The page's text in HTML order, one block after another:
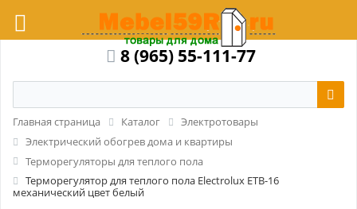
8 (965) 55-111-77
Главная страница Каталог
Электротовары
Электрический обогрев дома и квартиры
Терморегуляторы для теплого пола
Терморегулятор для теплого пола Electrolux ETB-16
механический цвет белый